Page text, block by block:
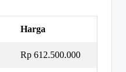
Harga
Rp 612.500.000